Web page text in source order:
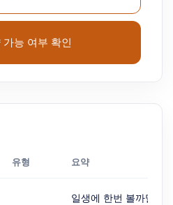
가능 여부 확인
유형 요약
일생에 한번 볼까말까